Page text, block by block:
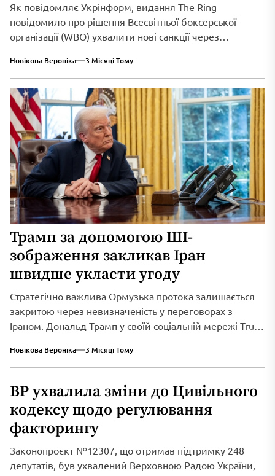
Як повідомляє Укрінформ, видання The Ring
повідомило про рішення Всесвітньої боксерської
організації (WBO) ухвалити нові санкції через
Новікова Вероніка 3 Місяці Тому
Трамп за допомогою ШІ-
зображення закликав Іран
швидше укласти угоду
Стратегічно важлива Ормузька протока залишається
закритою через невизначеність у переговорах з
Іраном. Дональд Трамп у своїй соціальній мережі Truth
Новікова Вероніка 3 Місяці Тому
ВР ухвалила зміни до Цивільного
кодексу щодо регулювання
факторингу
Законопроєкт №12307, що отримав підтримку 248
депутатів, був ухвалений Верховною Радою України,